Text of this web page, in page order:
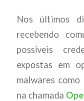
Nos últimos
recebendo
possíveis
expostas em
malwares como
na chamada